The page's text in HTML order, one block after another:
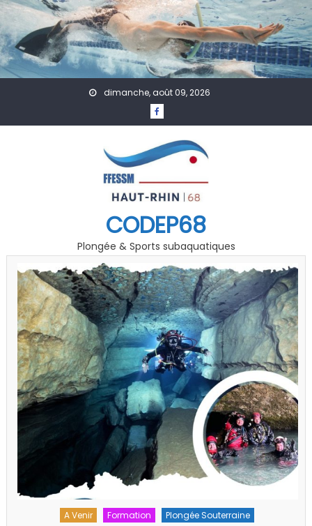
Skip to content
dimanche, août 09, 2026
CODEP68
Plongée & Sports subaquatiques
A Venir Accueil Actualités Affiches
Évènement
Formation
GDF Photo Vidéo
Stage régional Photo-Vidéo Printemps 2026